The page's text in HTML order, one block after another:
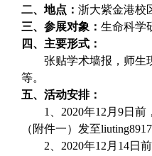
二、 地点： 浙大紫金港校
三、 参展对象： 生命科学
四、 主要形式：
张贴学术墙报，师生
等。
五、活动安排：
1、2020年12月 9日前
（附件一）发至liuting8917
2、2020年12月 14日